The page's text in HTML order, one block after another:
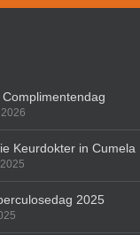
Keurdokter in Cumela
2025